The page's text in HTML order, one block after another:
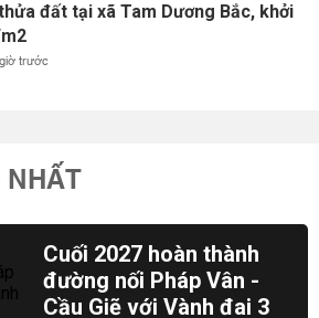
đất tại xã Tam Dương Bắc, khởi
trước
Cuối 2027 hoàn thành
đường nối Pháp Vân -
Cầu Giẽ với Vành đai 3